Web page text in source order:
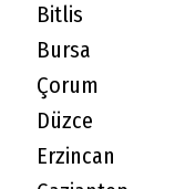
Bitlis
Bursa
Çorum
Düzce
Erzincan